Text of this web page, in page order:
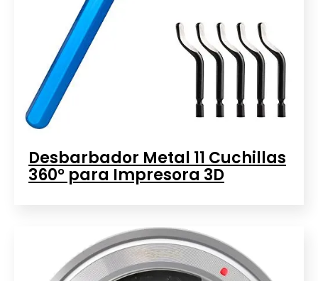
Desbarbador Metal 11 Cuchillas
360° para Impresora 3D